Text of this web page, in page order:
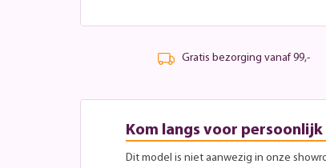
Gratis bezorging vanaf 99,-
Kom langs voor persoonlijk
Dit model is niet aanwezig in onze